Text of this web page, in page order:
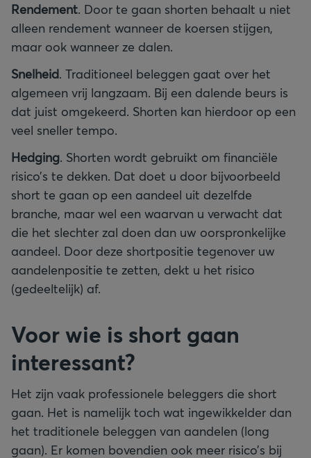
Rendement. Door te gaan shorten behaalt u niet
alleen rendement wanneer de koersen stijgen,
maar ook wanneer ze dalen.
Snelheid. Traditioneel beleggen gaat over het
algemeen vrij langzaam. Bij een dalende beurs is
dat juist omgekeerd. Shorten kan hierdoor op een
veel sneller tempo.
Hedging. Shorten wordt gebruikt om financiële
risico’s te dekken. Dat doet u door bijvoorbeeld
short te gaan op een aandeel uit dezelfde
branche, maar wel een waarvan u verwacht dat
die het slechter zal doen dan uw oorspronkelijke
aandeel. Door deze shortpositie tegenover uw
aandelenpositie te zetten, dekt u het risico
(gedeeltelijk) af.
Voor wie is short gaan
interessant?
Het zijn vaak professionele beleggers die short
gaan. Het is namelijk toch wat ingewikkelder dan
het traditionele beleggen van aandelen (long
gaan). Er komen bovendien ook meer risico’s bij